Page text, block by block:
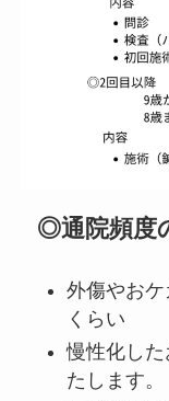
◎通院頻度
外傷やお
くらい
慢性化し
たします。